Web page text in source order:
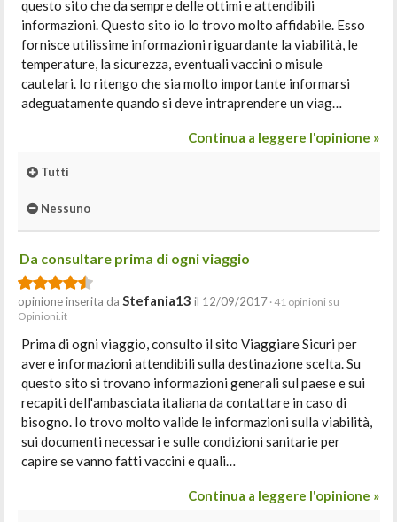
questo sito che da sempre delle ottimi e attendibili
informazioni. Questo sito io lo trovo molto affidabile. Esso
fornisce utilissime informazioni riguardante la viabilità, le
temperature, la sicurezza, eventuali vaccini o misule
cautelari. Io ritengo che sia molto importante informarsi
adeguatamente quando si deve intraprendere un viag…
Continua a leggere l'opinione »
Tutti
Nessuno
Da consultare prima di ogni viaggio
opinione inserita da Stefania13 il 12/09/2017 · 41 opinioni su
Opinioni.it
Prima di ogni viaggio, consulto il sito Viaggiare Sicuri per
avere informazioni attendibili sulla destinazione scelta. Su
questo sito si trovano informazioni generali sul paese e sui
recapiti dell'ambasciata italiana da contattare in caso di
bisogno. Io trovo molto valide le informazioni sulla viabilità,
sui documenti necessari e sulle condizioni sanitarie per
capire se vanno fatti vaccini e quali…
Continua a leggere l'opinione »